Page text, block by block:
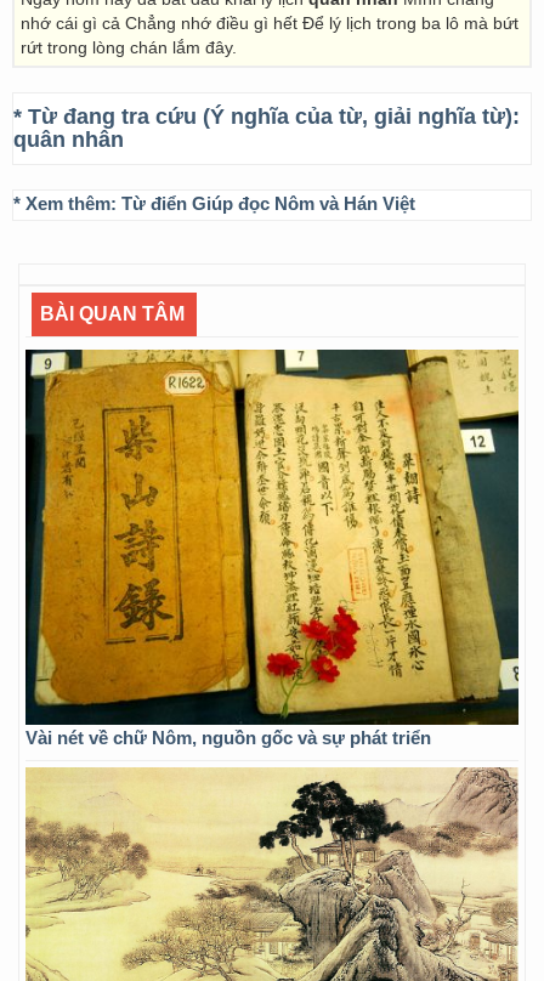
nhớ cái gì cả Chẳng nhớ điều gì hết Để lý lịch trong ba lô mà bứt
rứt trong lòng chán lắm đây.
* Từ đang tra cứu (Ý nghĩa của từ, giải nghĩa từ):
quân nhân
* Xem thêm: Từ điển Giúp đọc Nôm và Hán Việt
BÀI QUAN TÂM
Vài nét về chữ Nôm, nguồn gốc và sự phát triển